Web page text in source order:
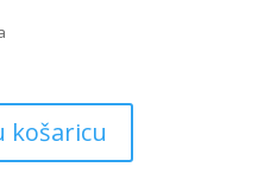
košaricu